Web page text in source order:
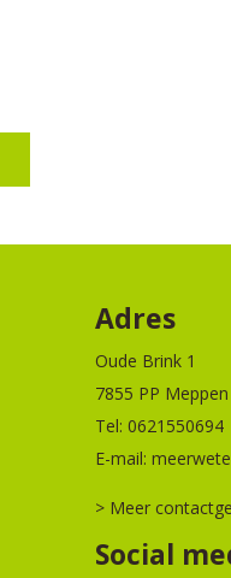
Adres
Oude Brink 1
7855 PP Meppen
Tel: 0621550694
E-mail:
> Meer
Social